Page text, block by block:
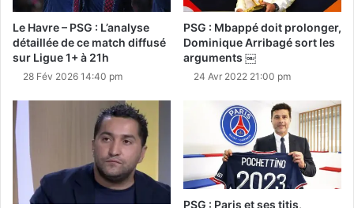
Le Havre – PSG : L’analyse
détaillée de ce match diffusé
sur Ligue 1+ à 21h
28 Fév 2026 14:40 pm
PSG : Mbappé doit prolonger,
Dominique Arribagé sort les
arguments ￼
24 Avr 2022 21:00 pm
PSG : Paris et ses titis,